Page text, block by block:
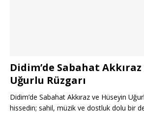
Didim’de Sabahat
Uğurlu Rüzgarı
Didim’de Sabahat Akkıraz ve Hüseyin
hissedin; sahil, müzik ve dostluk dolu bir